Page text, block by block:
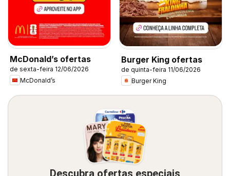
McDonald’s ofertas
de sexta-feira 12/06/2026
McDonald’s
Burger King ofertas
de quinta-feira 11/06/2026
Burger King
Descubra ofertas especiais